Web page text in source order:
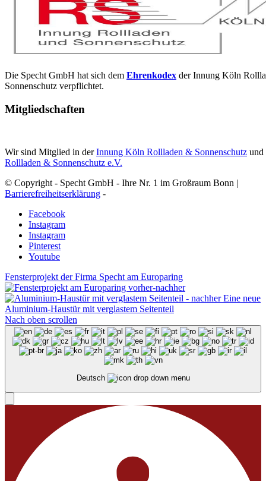
Die Specht GmbH hat sich dem Ehrenkodex der Innung Köln
Sonnenschutz verpflichtet.
Mitgliedschaften
Wir sind Mitglied in derInnung Köln Rollladen & Sonnenschutz
Rollladen & Sonnenschutz e.V.
© Copyright - Specht GmbH - Ihre Nr. 1 im Großraum Bonn |
Barrierefreiheitserklärung -
Facebook
Instagram
Instagram
Pinterest
Youtube
Fensterprojekt der Firma Specht am Europaring
Eine neue
Aluminium-Haustür mit verglastem Seitenteil
Nach oben scrollen
Deutsch